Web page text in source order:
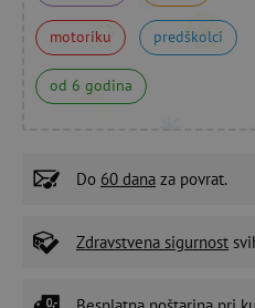
motoriku predškolci
od 6 godina
Do 60 dana za povrat.
Zdravstvena sigurnost